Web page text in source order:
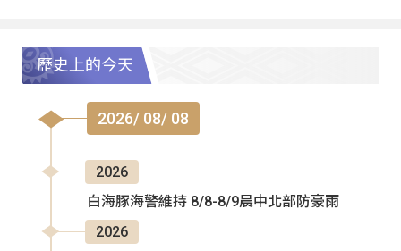
歷史上的今天
2026/ 08/ 08
2026
白海豚海警維持 8/8-8/9晨中北部防豪雨
2026